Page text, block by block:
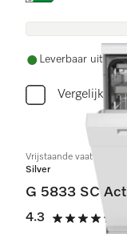
Leverbaar uit
Vergelijken
Vrijstaande vaatwassers
Silver
G 5833 SC
4.3
4.3 sterren